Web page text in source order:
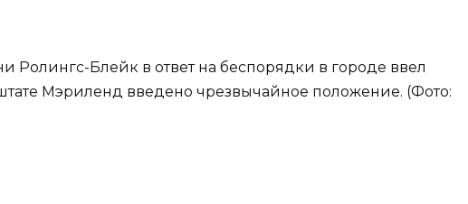
Ролингс-Блейк в ответ на беспорядки в городе ввел
Мэриленд введено чрезвычайное положение. (Фото: